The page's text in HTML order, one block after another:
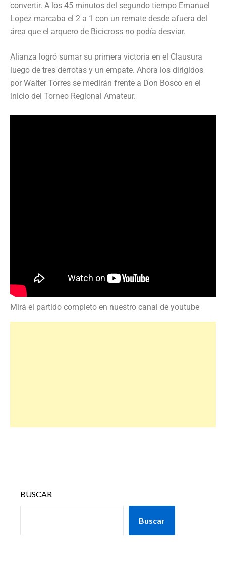
convertir. A los 45 minutos del segundo tiempo Emanuel
Lopez marcaba el 2 a 1 con un remate desde afuera del
área que el arquero de Bicicross no podía desviar.
Alianza logró sumar su primera victoria en el Clausura
luego de tres derrotas y un empate. Ahora los dirigidos
por Walter Torres se medirán frente a Don Bosco en el
inicio del Torneo Regional Amateur.
Mirá el partido completo en nuestro canal de youtube
BUSCAR
Buscar